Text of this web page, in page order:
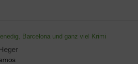
Barcelona und ganz viel Krimi